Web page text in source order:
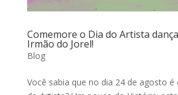
Comemore o Dia do Artista
Irmão do Jorel!
Blog
Você sabia que no dia 24 de agosto é